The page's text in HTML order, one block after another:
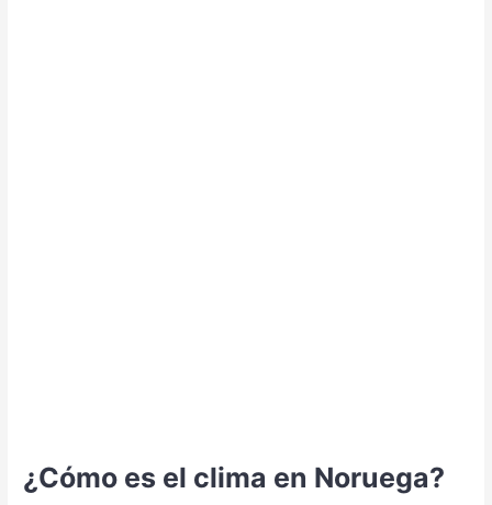
¿Cómo es el clima en Noruega?